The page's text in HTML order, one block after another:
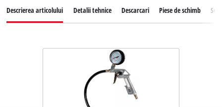
Descrierea articolului Detalii tehnice Descarcari Piese de schimb